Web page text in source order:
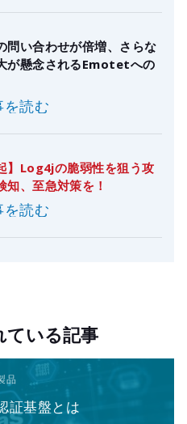
問い合わせが倍増、さらな
が懸念されるEmotetへの
を読む
】Log4jの脆弱性を狙う攻
知、至急対策を！
を読む
ている記事
品
証基盤とは